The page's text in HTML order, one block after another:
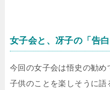
女子会と、冴子の「告白
今回の女子会は悟史の勧め
子供のことを楽しそうに